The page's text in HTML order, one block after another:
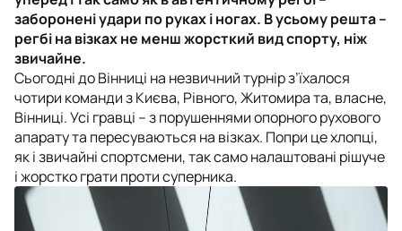
заборонені удари по руках і ногах. В усьому решта –
регбі на візках не менш жорсткий вид спорту, ніж
звичайне.
Сьогодні до Вінниці на незвичний турнір з’їхалося
чотири команди з Києва, Рівного, Житомира та, власне,
Вінниці. Усі гравці – з порушеннями опорного рухового
апарату та пересуваються на візках. Попри це хлопці,
як і звичайні спортсмени, так само налаштовані рішуче
і жорстко грати проти суперника.